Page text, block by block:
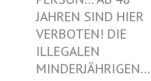
SIND HIER VERBOTE
N! DIE ILLEGAL
EN MINDERJ
ÄHRIGEN… BITTE G